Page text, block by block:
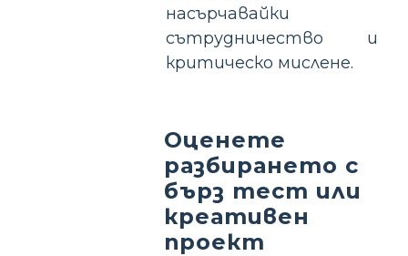
насърчавайки
сътрудничество и
критическо мислене.
Оценете
разбирането с
бърз тест или
креативен
проект